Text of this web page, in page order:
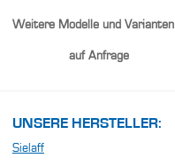
Weitere Modelle und Varianten
auf Anfrage
UNSERE HERSTELLER:
Sielaff